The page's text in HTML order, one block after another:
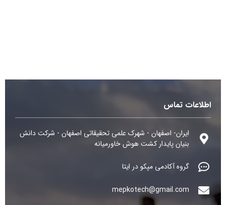
اطلاعات تماس
ایران- اصفهان - شهرک علمی تحقیقاتی اصفهان - شرکت دانش
بنیان پایدار کشت هوش خاورمیانه
گروه آکادمی مپکو در ایتا
mepkotech@gmail.com